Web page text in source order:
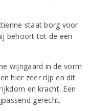
staat borg voor
behoort tot de een
wijngaard in de vorm
hier zeer rijp en dit
en kracht. Een
gerecht.